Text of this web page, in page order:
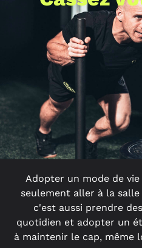
Adopter un mode de
seulement aller à la
c'est aussi prendre
quotidien et adopter un
à maintenir le cap, même